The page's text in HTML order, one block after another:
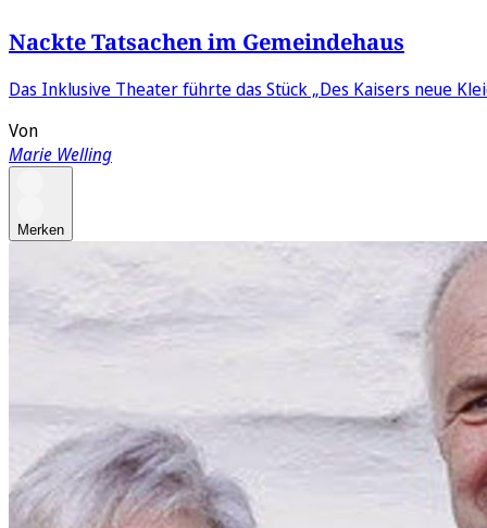
Nackte Tatsachen im Gemeindehaus
Das Inklusive Theater führte das Stück „Des Kaisers neue
Von
Marie Welling
Merken